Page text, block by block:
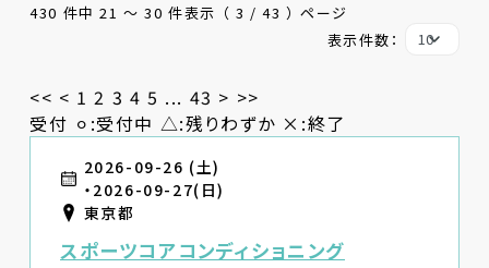
430 件中 21 〜 30 件表示 （ 3 / 43 ） ページ
表示件数：
<< < 1 2 3 4 5 ... 43 > >>
受付 ⚪︎:受付中 △:残りわずか ×:終了
2026-09-26 (土)
・2026-09-27(日)
東京都
スポーツコアコンディショニング